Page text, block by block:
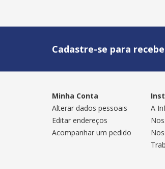
Cadastre-se para
Minha Conta
Alterar dados pessoais
Editar endereços
Acompanhar um pedido
A